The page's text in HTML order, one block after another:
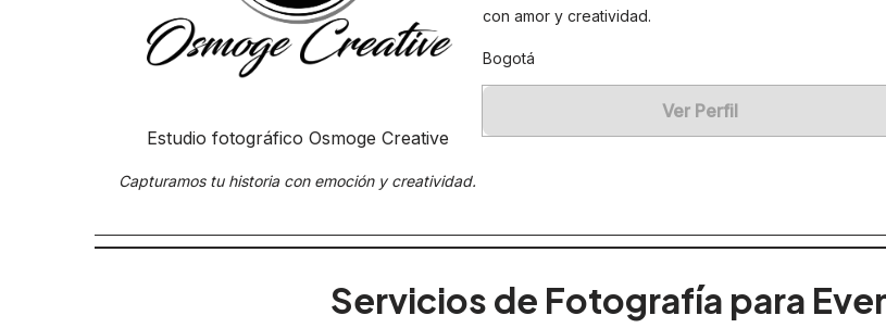
Estudio fotográfico Osmoge Creative
Capturamos tu historia con emoción y creatividad.
con amor y creatividad.
Bogotá
Ver Perfil
Servicios de Fotografía para